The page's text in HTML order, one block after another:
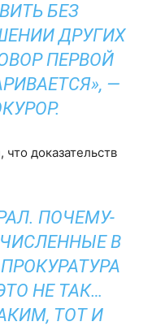
БЕЗ
ДРУГИХ
ПЕРВОЙ
—
что доказательств
ПОЧЕМУ-
В
НЕ ТАК…
ТОТ И